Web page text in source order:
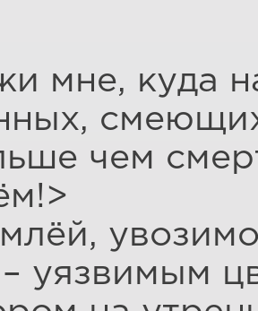
мне, куда
чем
– уязвимым